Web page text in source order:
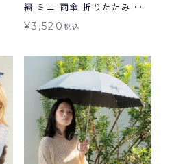
繍 ミニ 雨傘 折りたたみ 晴
雨兼用 ギフト対象 Wpc.
¥3,520 税込